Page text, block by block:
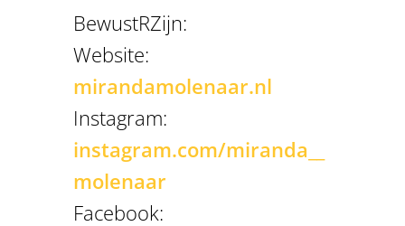
BewustRZijn:
Website:
mirandamolenaar.nl
Instagram:
instagram.com/miranda__
molenaar
Facebook: